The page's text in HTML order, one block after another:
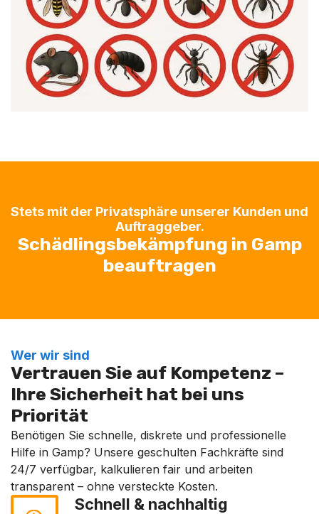
Stets mit der Privatsphäre unserer Kunden und
Auftraggeber.
Schädlingsbekämpfung in Gamp
beauftragen
Wer wir sind
Vertrauen Sie auf Kompetenz –
Ihre Sicherheit hat bei uns
Priorität
Benötigen Sie schnelle, diskrete und professionelle
Hilfe in Gamp? Unsere geschulten Fachkräfte sind
24/7 verfügbar, kalkulieren fair und arbeiten
transparent – ohne versteckte Kosten.
Schnell & nachhaltig